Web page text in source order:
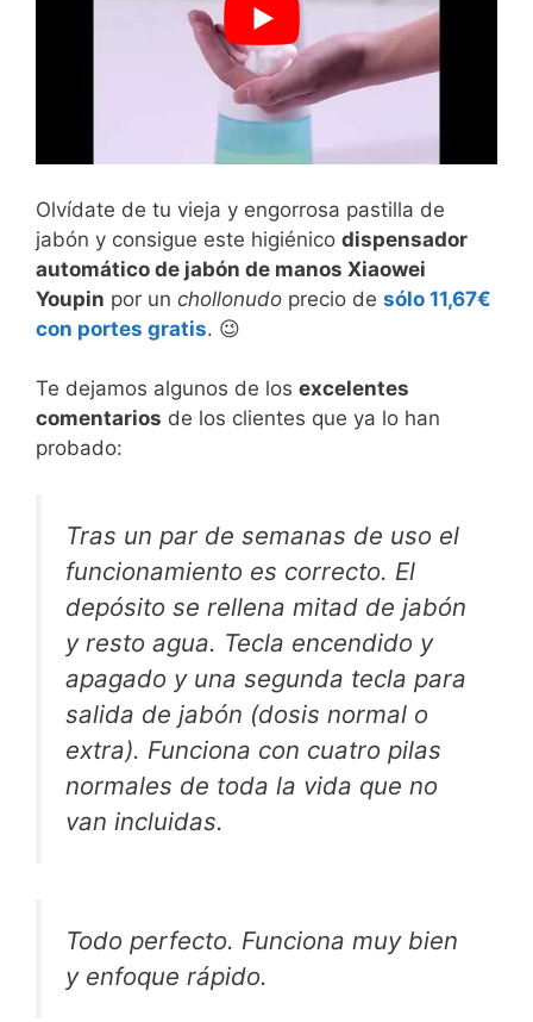
Olvídate de tu vieja y engorrosa pastilla de
jabón y consigue este higiénico dispensador
automático de jabón de manos Xiaowei
Youpin por un chollonudo precio de sólo 11,67€
con portes gratis. 😉
Te dejamos algunos de los excelentes
comentarios de los clientes que ya lo han
probado:
Tras un par de semanas de uso el
funcionamiento es correcto. El
depósito se rellena mitad de jabón
y resto agua. Tecla encendido y
apagado y una segunda tecla para
salida de jabón (dosis normal o
extra). Funciona con cuatro pilas
normales de toda la vida que no
van incluidas.
Todo perfecto. Funciona muy bien
y enfoque rápido.